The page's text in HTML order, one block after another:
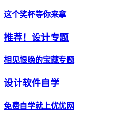
这个奖杯等你来拿
推荐！设计专题
相见恨晚的宝藏专题
设计软件自学
免费自学就上优优网